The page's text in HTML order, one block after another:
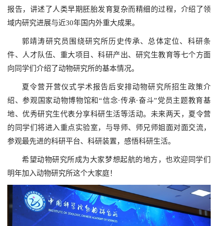
报告，讲述了人类早期胚胎发育复杂而精细的过程，介绍了领
域内研究进展与近30年国内外重大成果。
郭靖涛研究员围绕研究所历史传承、总体定位、科研条
件、人才队伍、重大项目、科研产出、研究生教育等七个方面
向同学们介绍了动物研究所的基本情况。
夏令营开营仪式学术报告后安排动物研究所招生政策介
绍、参观国家动物博物馆和“信念·传承·奋斗”党员主题教育基
地、优秀研究生代表分享科研生活等活动。未来两天，夏令营
的同学们将进入重点实验室，与导师、师兄师姐面对面交流，
参观最先进的科研平台、科研装置，感悟科研生活。
希望动物研究所成为大家梦想起航的地方，也欢迎同学们
明年加入动物研究所这个大家庭！